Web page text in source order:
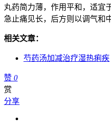
丸药简力薄，作用平和，适宜
急止痛见长，后方则以调气和
相关文章：
芍药汤加减治疗湿热痢疾
赞 0
赏
分享